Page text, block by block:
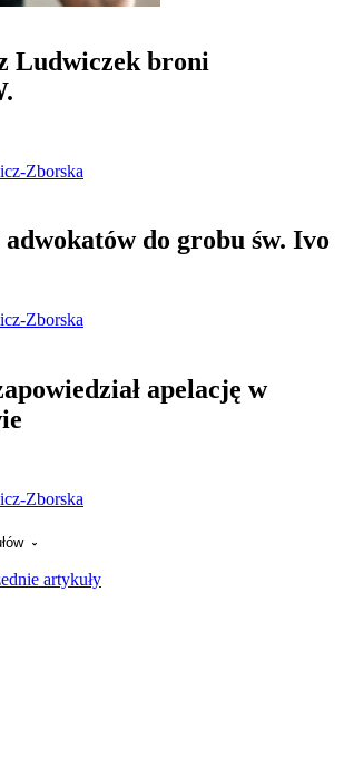
Ludwiczek broni
Zborska
do grobu św. Ivo
Zborska
apelację w
Zborska
artykuły